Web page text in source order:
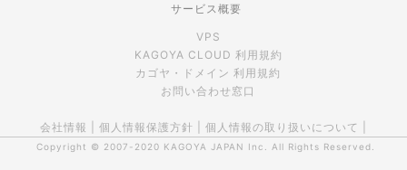
サービス概要
VPS
KAGOYA CLOUD 利用規約
カゴヤ・ドメイン 利用規約
お問い合わせ窓口
会社情報 個人情報保護方針 個人情報の取り扱いについて
Copyright © 2007-2020 KAGOYA JAPAN Inc. All Rights Reserved.